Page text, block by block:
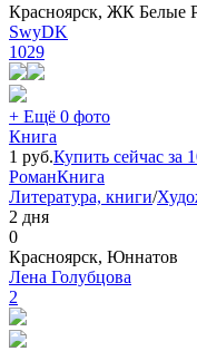
Красноярск, ЖК Белые
SwyDK
1029
+ Ещё 0 фото
Книга
1 руб.Купить сейчас за
РоманКнига
Литература, книги/
2 дня
0
Красноярск, Юннатов
Лена Голубцова
2